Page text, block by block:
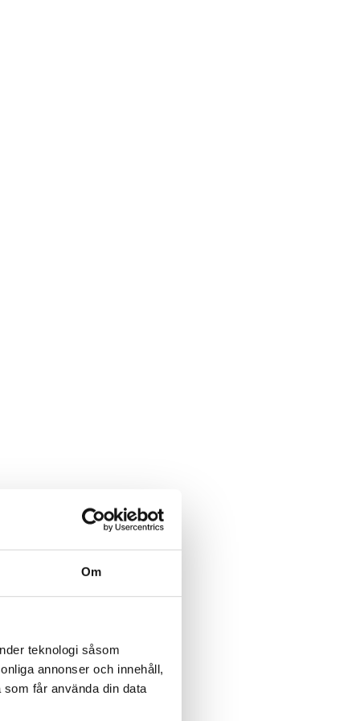
Om
teknologi såsom
annonser och innehåll,
får använda din data